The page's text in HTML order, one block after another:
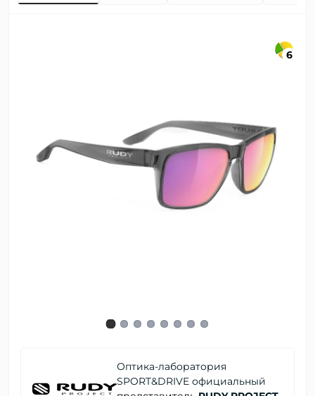
6
Оптика-лаборатория
SPORT&DRIVE официальный